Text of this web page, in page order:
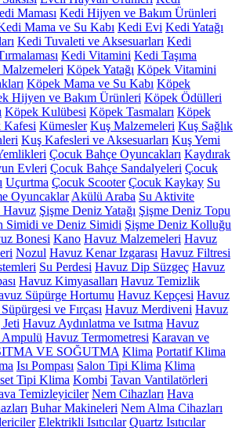
Maması Kedi Hijyen ve Bakım Ürünleri
Mama ve Su Kabı Kedi Evi Kedi Yatağı
Kedi Tuvaleti ve Aksesuarları Kedi
Kedi Vitamini Kedi Taşıma
Köpek Yatağı Köpek Vitamini
Köpek Mama ve Su Kabı Köpek
Hijyen ve Bakım Ürünleri Köpek Ödülleri
Köpek Kulübesi Köpek Tasmaları Köpek
Kafesi Kümesler Kuş Malzemeleri Kuş Sağlık
Kuş Kafesleri ve Aksesuarları Kuş Yemi
Çocuk Bahçe Oyuncakları Kaydırak
Evleri Çocuk Bahçe Sandalyeleri Çocuk
Uçurtma Çocuk Scooter Çocuk Kaykay Su
Oyuncaklar Akülü Araba Su Aktivite
Havuz Şişme Deniz Yatağı Şişme Deniz Topu
Simidi ve Deniz Simidi Şişme Deniz Kolluğu
Bonesi Kano Havuz Malzemeleri Havuz
Nozul Havuz Kenar Izgarası Havuz Filtresi
Su Perdesi Havuz Dip Süzgeç Havuz
Havuz Kimyasalları Havuz Temizlik
Süpürge Hortumu Havuz Kepçesi Havuz
ve Fırçası Havuz Merdiveni Havuz
Havuz Aydınlatma ve Isıtma Havuz
Havuz Termometresi Karavan ve
VE SOĞUTMA Klima Portatif Klima
Isı Pompası Salon Tipi Klima Klima
Tipi Klima Kombi Tavan Vantilatörleri
Temizleyiciler Nem Cihazları Hava
Buhar Makineleri Nem Alma Cihazları
Elektrikli Isıtıcılar Quartz Isıtıcılar